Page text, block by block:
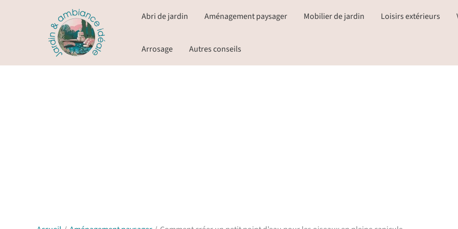
Abri de jardin Aménagement paysager Mobilier de jardin Loisirs extérieurs
Arrosage Autres conseils